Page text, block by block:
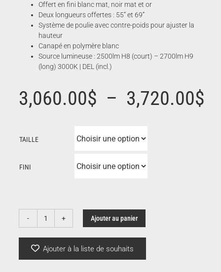
Offert en fini blanc mat, noir mat et or
Deux longueurs offertes : 55” et 69”
Système de poulie avec contre-poids pour ajuster la
hauteur
Canapé en polymère blanc
Source lumineuse : 2500lm H8 (court) – 2700lm H9
(long) 3000K | DEL (incl.)
3,060.00$ – 3,720.00$
TAILLE
FINI
quantité
Ajouter au panier
Ajouter à la liste de souhaits